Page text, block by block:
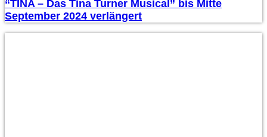
“TINA – Das Tina Turner Musical” bis Mitte
September 2024 verlängert